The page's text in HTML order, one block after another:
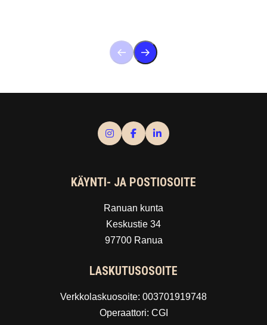
KÄYNTI- JA POSTIOSOITE
Ranuan kunta
Keskustie 34
97700 Ranua
LASKUTUSOSOITE
Verkkolaskuosoite: 003701919748
Operaattori: CGI